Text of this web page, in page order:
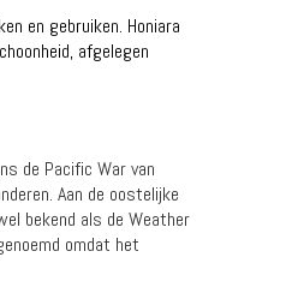
en gebruiken. Honiara
afgelegen
de Pacific War van
Aan de oostelijke
bekend als de Weather
omdat het